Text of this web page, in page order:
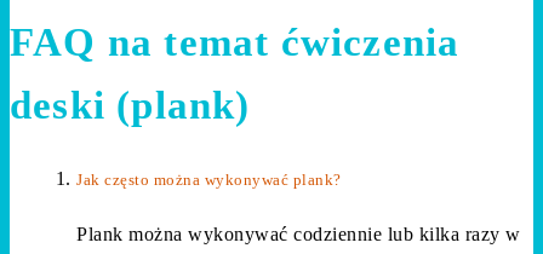
FAQ na temat ćwiczenia
deski (plank)
Jak często można wykonywać plank?
Plank można wykonywać codziennie lub kilka razy w